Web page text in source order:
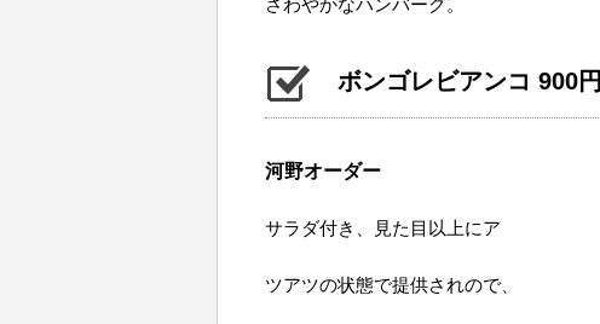
さわやかなハンバーグ。
ボンゴレビアンコ 900円
河野オーダー
サラダ付き、見た目以上にア
ツアツの状態で提供されので、